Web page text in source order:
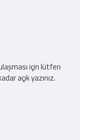
için lütfen
açık yazınız.